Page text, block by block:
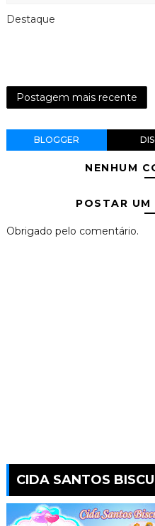
Destaque
Postagem mais recente
BLOGGER
NENHUM
POSTAR UM
Obrigado pelo comentário.
CIDA SANTOS